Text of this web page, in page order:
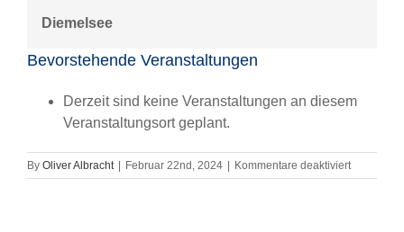
Diemelsee
Bevorstehende Veranstaltungen
Derzeit sind keine Veranstaltungen an diesem
Veranstaltungsort geplant.
By Oliver Albracht | Februar 22nd, 2024 | Kommentare deaktiviertfür
Diemelsee